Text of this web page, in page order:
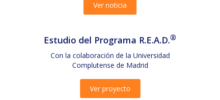
Ver noticia
Estudio del Programa R.E.A.D.®
Con la colaboración de la Universidad
Complutense de Madrid
Ver proyecto